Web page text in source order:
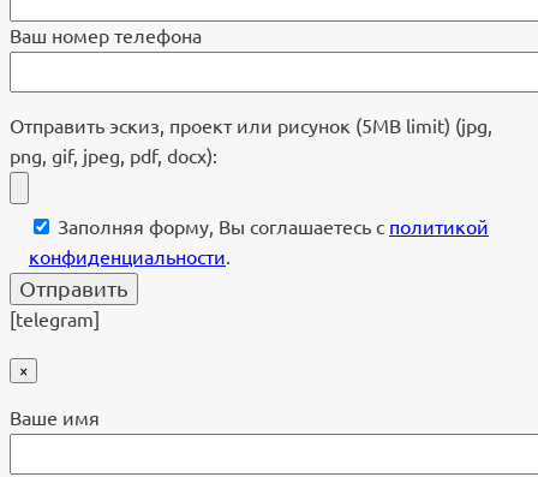
Ваш номер телефона
Отправить эскиз, проект или рисунок (5MB limit) (jpg,
png, gif, jpeg, pdf, docx):
Заполняя форму, Вы соглашаетесь с политикой
конфиденциальности.
[telegram]
×
Ваше имя